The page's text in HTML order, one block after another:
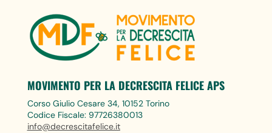
MOVIMENTO PER LA DECRESCITA FELICE APS
Corso Giulio Cesare 34, 10152 Torino
Codice Fiscale: 97726380013
info@decrescitafelice.it